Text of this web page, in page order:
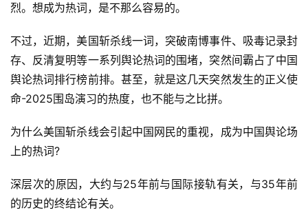
烈。想成为热词，是不那么容易的。
不过，近期，美国斩杀线一词，突破南博事件、吸毒记录封
存、反清复明等一系列舆论热词的围堵，突然间霸占了中国
舆论热词排行榜前排。甚至，就是这几天突然发生的正义使
命-2025围岛演习的热度，也不能与之比拼。
为什么美国斩杀线会引起中国网民的重视，成为中国舆论场
上的热词?
深层次的原因，大约与25年前与国际接轨有关，与35年前
的历史的终结论有关。